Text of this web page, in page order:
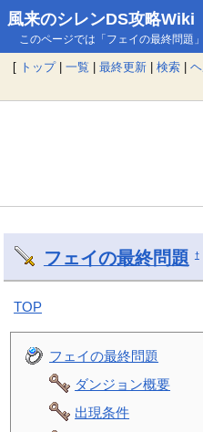
風来のシレンDS攻略Wiki
このページでは「フェイの最終問題
[ トップ| 一覧 | 最終更新 | 検索 |
フェイの最終問題 †
TOP
フェイの最終問題
ダンジョン概要
出現条件